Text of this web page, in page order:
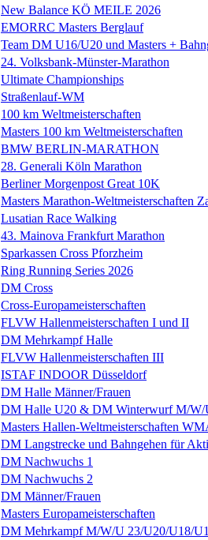
New Balance KÖ MEILE 2026
EMORRC Masters Berglauf
Team DM U16/U20 und Masters +
24. Volksbank-Münster-Marathon
Ultimate Championships
Straßenlauf-WM
100 km Weltmeisterschaften
Masters 100 km Weltmeisterschaften
BMW BERLIN-MARATHON
28. Generali Köln Marathon
Berliner Morgenpost Great 10K
Masters Marathon-Weltmeisterschaften
Lusatian Race Walking
43. Mainova Frankfurt Marathon
Sparkassen Cross Pforzheim
Ring Running Series 2026
DM Cross
Cross-Europameisterschaften
FLVW Hallenmeisterschaften I und II
DM Mehrkampf Halle
FLVW Hallenmeisterschaften III
ISTAF INDOOR Düsseldorf
DM Halle Männer/Frauen
DM Halle U20 & DM Winterwurf M/W/
Masters Hallen-Weltmeisterschaften
DM Langstrecke und Bahngehen für
DM Nachwuchs 1
DM Nachwuchs 2
DM Männer/Frauen
Masters Europameisterschaften
DM Mehrkampf M/W/U 23/U20/U18/